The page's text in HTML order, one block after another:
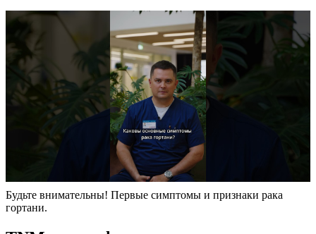
Будьте внимательны! Первые симптомы и признаки рака
гортани.